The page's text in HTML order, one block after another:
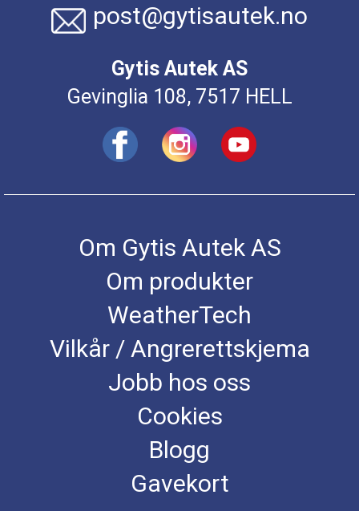
post@gytisautek.no
Gytis Autek AS
Gevinglia 108, 7517 HELL
Om Gytis Autek AS
Om produkter
WeatherTech
Vilkår / Angrerettskjema
Jobb hos oss
Cookies
Blogg
Gavekort